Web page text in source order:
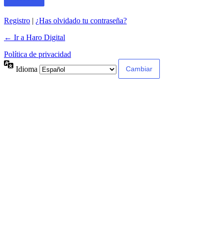
Registro | ¿Has olvidado tu contraseña?
← Ir a Haro Digital
Política de privacidad
Idioma